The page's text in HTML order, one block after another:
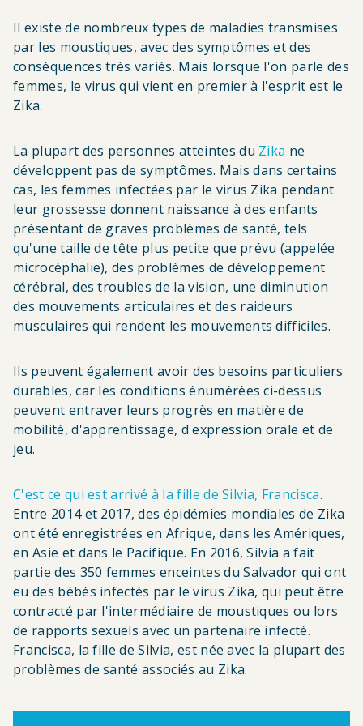
Il existe de nombreux types de maladies transmises
par les moustiques, avec des symptômes et des
conséquences très variés. Mais lorsque l'on parle des
femmes, le virus qui vient en premier à l'esprit est le
Zika.
La plupart des personnes atteintes du Zika ne
développent pas de symptômes. Mais dans certains
cas, les femmes infectées par le virus Zika pendant
leur grossesse donnent naissance à des enfants
présentant de graves problèmes de santé, tels
qu'une taille de tête plus petite que prévu (appelée
microcéphalie), des problèmes de développement
cérébral, des troubles de la vision, une diminution
des mouvements articulaires et des raideurs
musculaires qui rendent les mouvements difficiles.
Ils peuvent également avoir des besoins particuliers
durables, car les conditions énumérées ci-dessus
peuvent entraver leurs progrès en matière de
mobilité, d'apprentissage, d'expression orale et de
jeu.
C'est ce qui est arrivé à la fille de Silvia, Francisca.
Entre 2014 et 2017, des épidémies mondiales de Zika
ont été enregistrées en Afrique, dans les Amériques,
en Asie et dans le Pacifique. En 2016, Silvia a fait
partie des 350 femmes enceintes du Salvador qui ont
eu des bébés infectés par le virus Zika, qui peut être
contracté par l'intermédiaire de moustiques ou lors
de rapports sexuels avec un partenaire infecté.
Francisca, la fille de Silvia, est née avec la plupart des
problèmes de santé associés au Zika.